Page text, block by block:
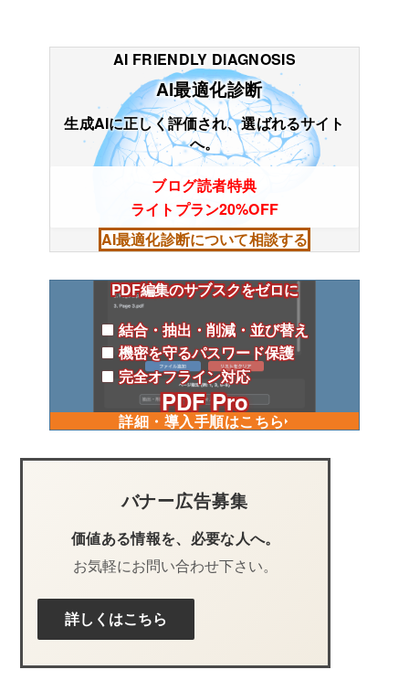
AI FRIENDLY DIAGNOSIS
AI最適化診断
生成AIに正しく評価され、選ばれるサイト
へ。
ブログ読者特典
ライトプラン20%OFF
AI最適化診断について相談する
PDF編集のサブスクをゼロに
結合・抽出・削減・並び替え
機密を守るパスワード保護
完全オフライン対応
PDF Pro
詳細・導入手順はこちら
バナー広告募集
価値ある情報を、必要な人へ。
お気軽にお問い合わせ下さい。
詳しくはこちら